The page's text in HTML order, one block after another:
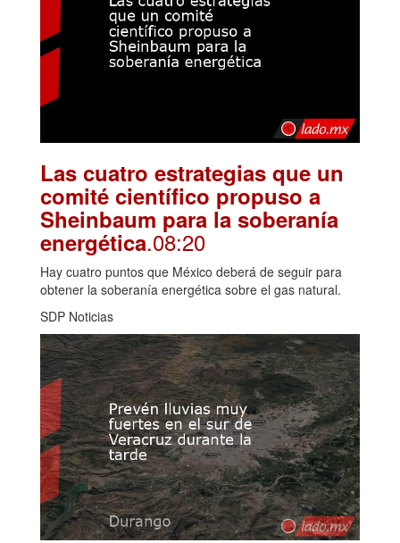
Las cuatro estrategias que un
comité científico propuso a
Sheinbaum para la soberanía
energética.08:20
Hay cuatro puntos que México deberá de seguir para
obtener la soberanía energética sobre el gas natural.
SDP Noticias